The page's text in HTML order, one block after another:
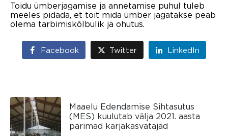
Toidu ümberjagamise ja annetamise puhul tuleb
meeles pidada, et toit mida ümber jagatakse peab
olema tarbimiskõlbulik ja ohutus.
Facebook Twitter LinkedIn
Maaelu Edendamise Sihtasutus
(MES) kuulutab välja 2021. aasta
parimad karjakasvatajad